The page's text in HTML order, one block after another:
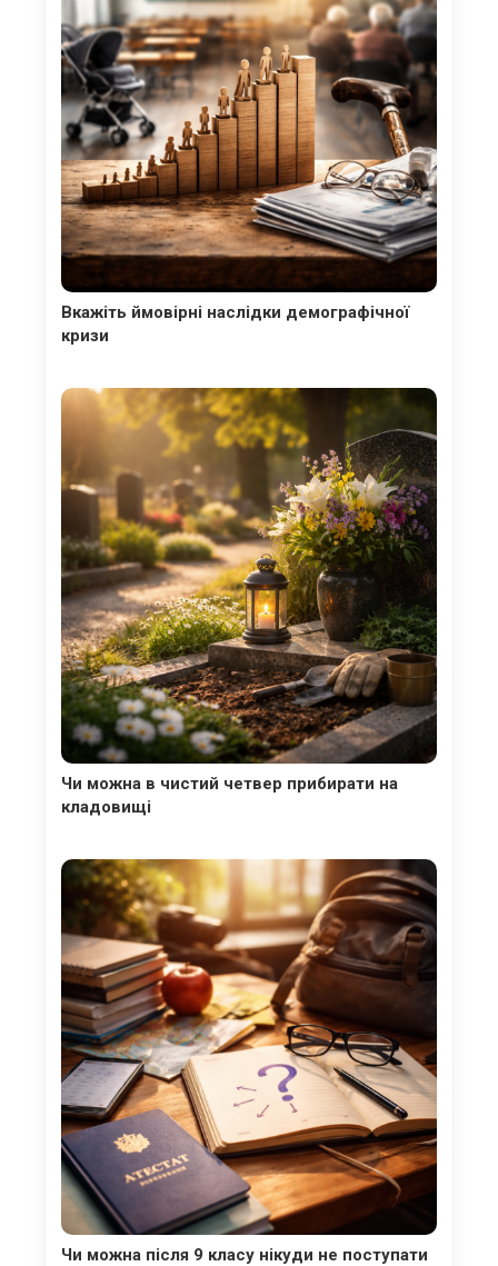
Вкажіть ймовірні наслідки демографічної
кризи
Чи можна в чистий четвер прибирати на
кладовищі
Чи можна після 9 класу нікуди не поступати